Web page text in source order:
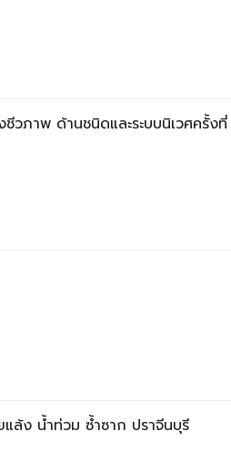
วภาพ ด้านชนิดและระบบนิเวศครั้
ล้ง น้ำท่วม ซ้ำซาก ปราจีนบุรี